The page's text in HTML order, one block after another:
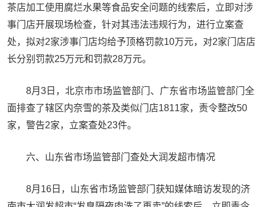
茶店加工使用腐烂水果等食品安全问题的线索后，立即对涉
事门店开展现场检查，针对其违法违规行为，进行立案查
处，拟对2家涉事门店均给予顶格罚款10万元，对2家门店店
长分别罚款25万元和罚款28万元。
8月3日，北京市市场监管部门、广东省市场监管部门全
面排查了辖区内奈雪的茶及类似门店1811家，责令整改50
家，警告2家，立案查处23件。
六、山东省市场监管部门查处大润发超市情况
8月16日，山东省市场监管部门获知媒体暗访发现的济